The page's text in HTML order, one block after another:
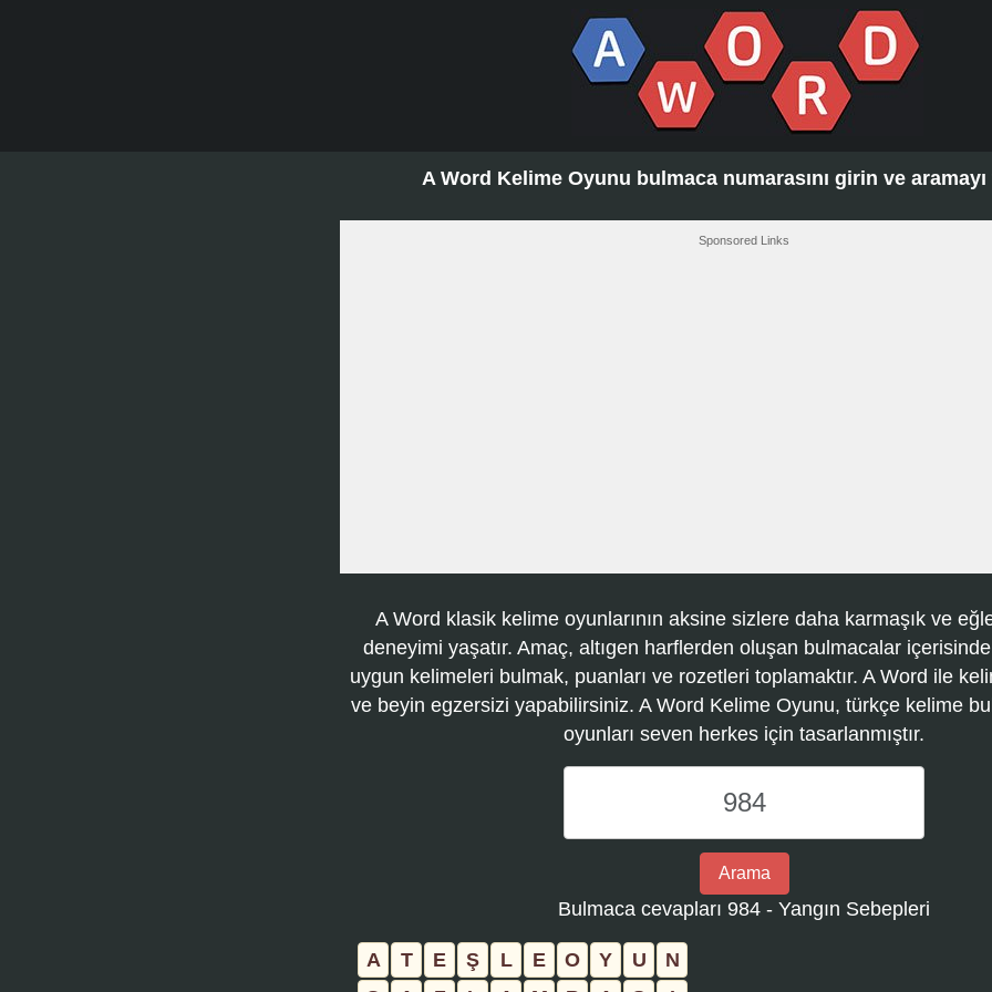
A Word Kelime Oyunu bulmaca numarasını girin ve aramayı
Sponsored Links
A Word klasik kelime oyunlarının aksine sizlere daha karmaşık ve
deneyimi yaşatır. Amaç, altıgen harflerden oluşan bulmacalar
uygun kelimeleri bulmak, puanları ve rozetleri toplamaktır. A Word ile
ve beyin egzersizi yapabilirsiniz. A Word Kelime Oyunu, türkçe kelime
oyunları seven herkes için tasarlanmıştır.
Word
Kelime
Oyunu
bulmaca
numarasını
Arama
Bulmaca cevapları 984 - Yangın Sebepleri
A T E Ş L E O Y U
N